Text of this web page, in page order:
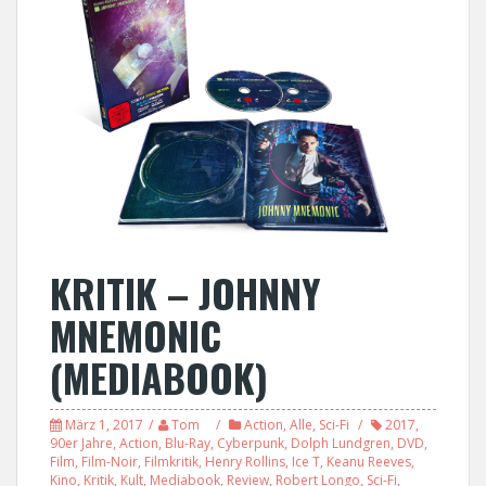
KRITIK – JOHNNY
MNEMONIC
(MEDIABOOK)
März 1, 2017 Tom Action, Alle, Sci-Fi 2017,
90er Jahre, Action, Blu-Ray, Cyberpunk, Dolph Lundgren, DVD,
Film, Film-Noir, Filmkritik, Henry Rollins, Ice T, Keanu Reeves,
Kino, Kritik, Kult, Mediabook, Review, Robert Longo, Sci-Fi,